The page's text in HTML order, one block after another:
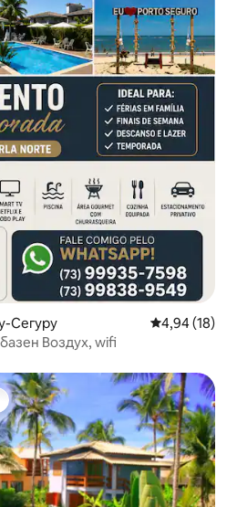
Сегуру Просечна
4,94 (18)
Стан 2/4 апартмани со базен Воздух, wifi
на гостите“